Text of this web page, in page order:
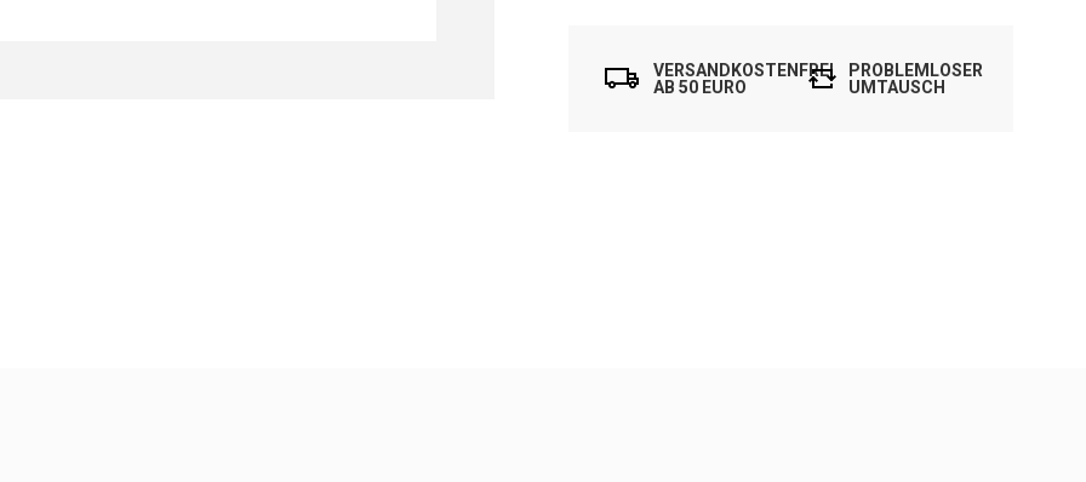
VERSANDKOSTENFREI
AB 50 EURO
PROBLEMLOSER
UMTAUSCH